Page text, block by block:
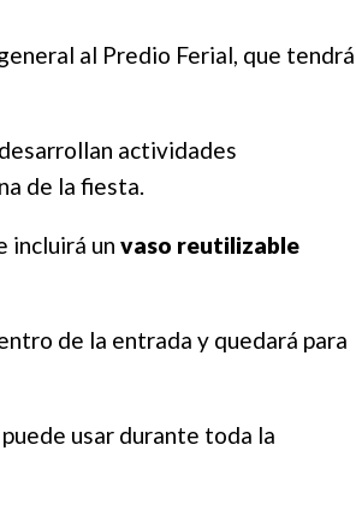
al Predio Ferial, que tendrá
actividades
de la fiesta.
incluirá un vaso reutilizable
de la entrada y quedará para
usar durante toda la